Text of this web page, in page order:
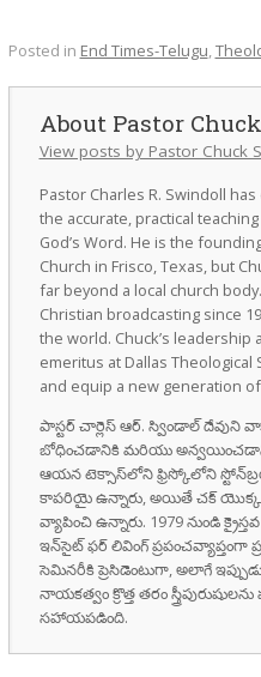
Posted in End Times-Telugu,
Pastor
View posts by Pastor Chuck
Pastor Charles R. Swindoll
the accurate, practical
God’s Word. He is the
Church in Frisco, Texas, but
far beyond a local church
Christian broadcasting since
the world. Chuck’s
emeritus at Dallas
and equip a new generation
పాస్టర్ చార్లెస్ ఆర్. స్విండాల్ దేవుని
బోధించడానికి మరియు
ఆయన టెక్సాస్‌లోని ఫ్రిస్కోలోని
కాపరియై ఉన్నారు, అయితే చక్ యొక్క
వ్యాపించి ఉన్నారు. 1979 నుండి
ఇన్‌సైట్ ఫర్ లివింగ్
సెమినరీకి ప్రెసిడెంటుగా, అలాగే
నాయకత్వం క్రొత్త తరం
సహాయపడింది.